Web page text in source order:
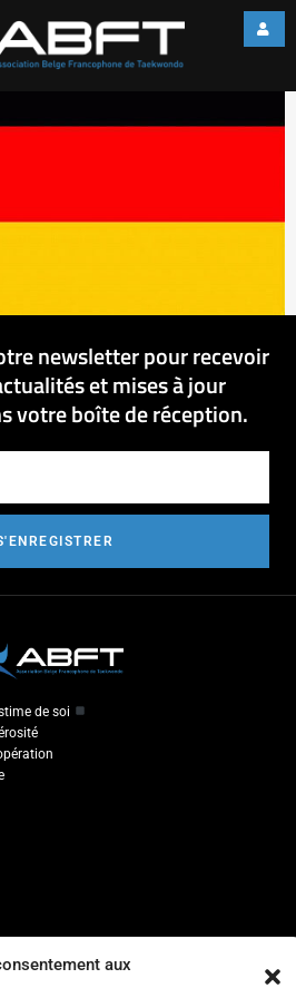
aux
newsletter pour recevoir
et mises à jour
votre boîte de réception.
de soi